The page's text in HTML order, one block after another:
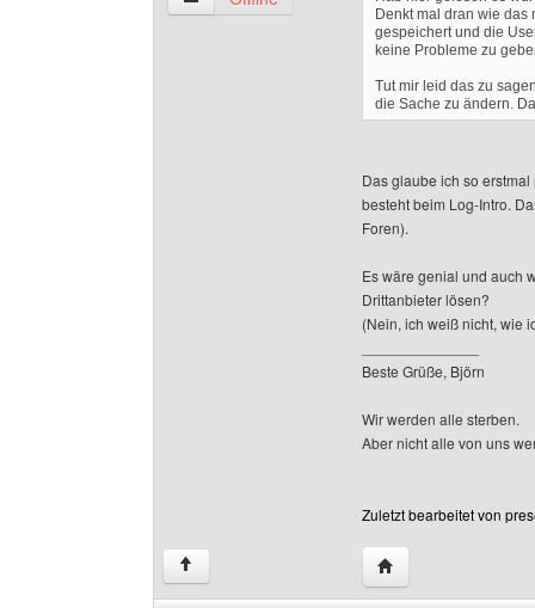
Denkt mal dran wie
gespeichert und die
keine Probleme zu
Tut mir leid das zu
die Sache zu ändern.
Das glaube ich so
besteht beim Log-Intro.
Foren).
Es wäre genial und auch
Drittanbieter lösen?
(Nein, ich weiß nicht, wie
Beste Grüße, Björn
Wir werden alle sterben.
Aber nicht alle von uns
Zuletzt bearbeitet von
↑ Website dieses